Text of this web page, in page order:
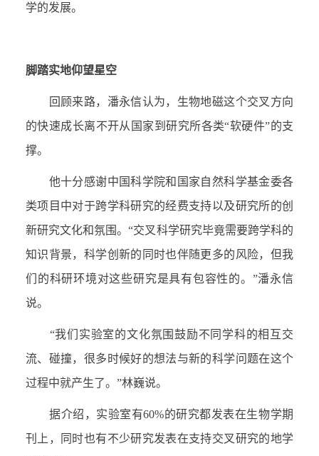
学的发展。
脚踏实地仰望星空
回顾来路，潘永信认为，生物地磁这个交叉方向
的快速成长离不开从国家到研究所各类“软硬件”的支
撑。
他十分感谢中国科学院和国家自然科学基金委各
类项目中对于跨学科研究的经费支持以及研究所的创
新研究文化和氛围。“交叉科学研究毕竟需要跨学科的
知识背景，科学创新的同时也伴随更多的风险，但我
们的科研环境对这些研究是具有包容性的。”潘永信
说。
“我们实验室的文化氛围鼓励不同学科的相互交
流、碰撞，很多时候好的想法与新的科学问题在这个
过程中就产生了。”林巍说。
据介绍，实验室有60%的研究都发表在生物学期
刊上，同时也有不少研究发表在支持交叉研究的地学